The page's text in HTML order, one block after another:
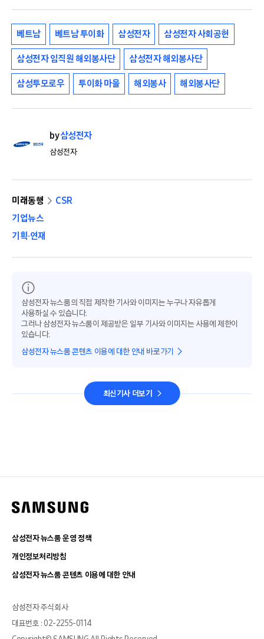
베트남 베트남 투이화 삼성전자 삼성전자 사회공헌
삼성전자 임직원 해외봉사단 삼성전자 해외봉사단
삼성투모로우 투이화 마을 해외봉사 해외봉사단
by삼성전자
삼성전자
미래동행
CSR
기업뉴스
기획·연재
삼성전자 뉴스룸의 직접 제작한 기사와 이미지는 누구나 자유롭게
사용하실 수 있습니다.
그러나 삼성전자 뉴스룸이 제공받은 일부 기사와 이미지는 사용에 제한이
있습니다.
삼성전자 뉴스룸 콘텐츠 이용에 대한 안내 바로가기
최신기사 더보기
삼성전자 뉴스룸 운영 정책
개인정보처리방침
삼성전자 뉴스룸 콘텐츠 이용에 대한 안내
삼성전자 주식회사
대표번호 : 02-2255-0114